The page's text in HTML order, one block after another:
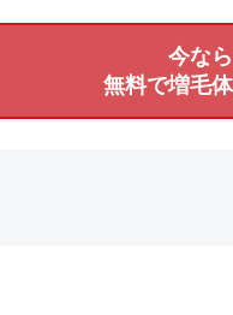
今な
無料で増毛